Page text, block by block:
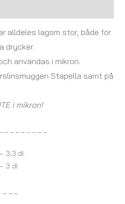
alldeles lagom stor, både för
drycker.
användas i mikron.
muggen Stapella samt på
i mikron!
3,3 dl.
3 dl